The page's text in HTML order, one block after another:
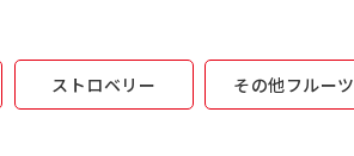
ストロベリー その他フルーツ